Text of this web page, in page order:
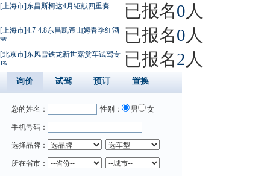
[上海市]东昌斯柯达4月钜献四重奏 已报名0 人
[上海市]4.7-4.8东昌凯帝山姆春季红酒
节
已报名0 人
[北京市]东风雪铁龙新世嘉赏车试驾专
场
已报名2 人
询价 试驾 预订 置换
您的姓名： 性别： 男 女
手机号码：
选择品牌：
所在省市：